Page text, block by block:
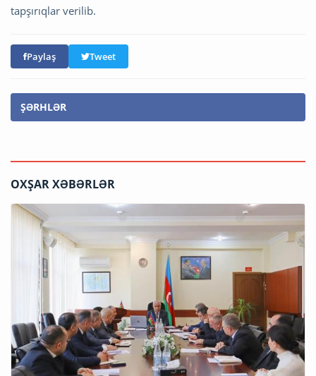
tapşırıqlar verilib.
Paylaş Tweet
ŞƏRHLƏR
OXŞAR XƏBƏRLƏR